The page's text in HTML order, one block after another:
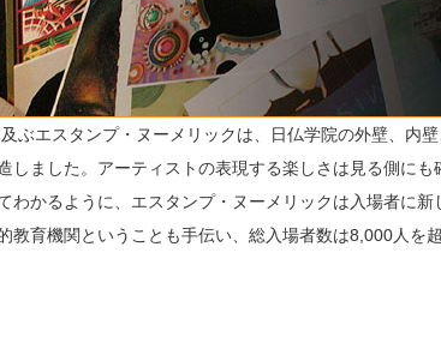
ぶエスタンプ・ヌーメリックは、日仏学院の外壁、内
しました。アーティストの表現する楽しさは見る側に
わかるように、エスタンプ・ヌーメリックは入場者に
教育機関ということも手伝い、総入場者数は8,000人を